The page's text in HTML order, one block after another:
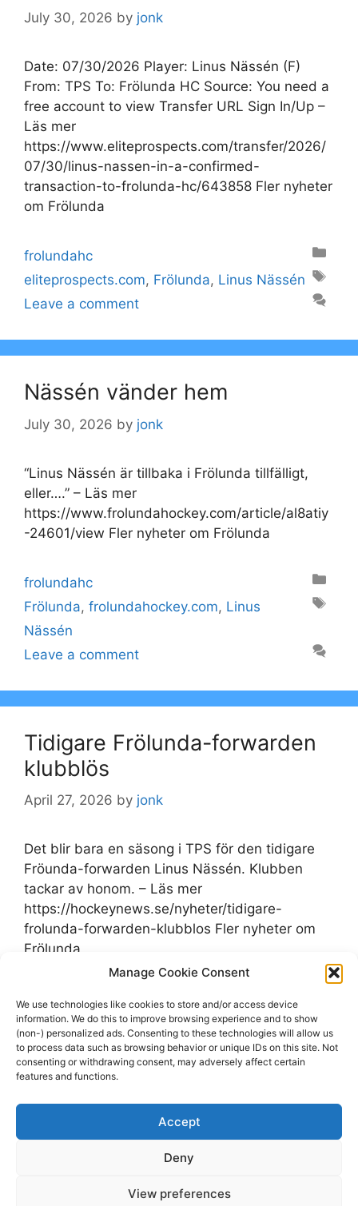
Manage Cookie Consent
We use technologies like cookies to store and/or access device
information. We do this to improve browsing experience and to show
(non-) personalized ads. Consenting to these technologies will allow us
to process data such as browsing behavior or unique IDs on this site. Not
consenting or withdrawing consent, may adversely affect certain
features and functions.
Accept
Deny
View preferences
July 30, 2026 by jonk
Date: 07/30/2026 Player: Linus Nässén (F)
From: TPS To: Frölunda HC Source: You need a
free account to view Transfer URL Sign In/Up –
Läs mer
https://www.eliteprospects.com/transfer/2026/
07/30/linus-nassen-in-a-confirmed-
transaction-to-frolunda-hc/643858 Fler nyheter
om Frölunda
Categories
frolundahc
Tags
eliteprospects.com, Frölunda, Linus Nässén
Leave a comment
Nässén vänder hem
July 30, 2026 by jonk
“Linus Nässén är tillbaka i Frölunda tillfälligt,
eller….” – Läs mer
https://www.frolundahockey.com/article/al8atiy
-24601/view Fler nyheter om Frölunda
Categories
frolundahc
Tags
Frölunda, frolundahockey.com, Linus
Nässén
Leave a comment
Tidigare Frölunda-forwarden
klubblös
April 27, 2026 by jonk
Det blir bara en säsong i TPS för den tidigare
Fröunda-forwarden Linus Nässén. Klubben
tackar av honom. – Läs mer
https://hockeynews.se/nyheter/tidigare-
frolunda-forwarden-klubblos Fler nyheter om
Frölunda
frolundahc
Tags
Frölunda,hockeynews.se,Linus Nässén
Leave a comment